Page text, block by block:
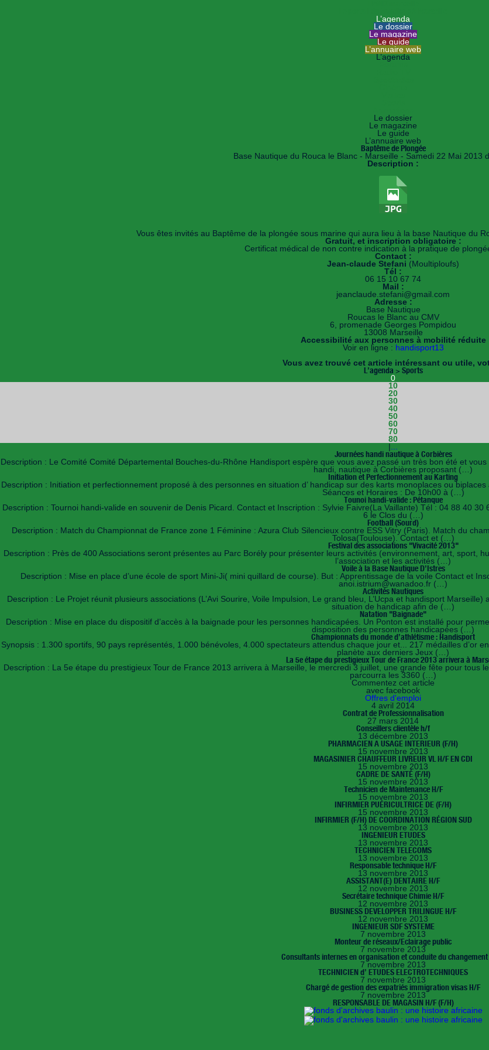
L’agenda
Le dossier
Le magazine
Le guide
L’annuaire web
L’agenda
Le dossier
Le magazine
Le guide
L’annuaire web
Baptême de Plongée
Base Nautique du Rouca le Blanc - Marseille - Samedi 22 Mai 2013
Description :
Vous êtes invités au Baptême de la plongée sous marine qui aura lieu à la base Nautique du
Gratuit, et inscription obligatoire :
Certificat médical de non contre indication à la pratique de
Contact :
Jean-claude Stefani (Moultiploufs)
Tél :
06 15 10 67 74
Mail :
jeanclaude.stefani@gmail.com
Adresse :
Base Nautique
Roucas le Blanc au CMV
6, promenade Georges Pompidou
13008 Marseille
Accessibilité aux personnes à mobilité réduite
Voir en ligne : handisport13
Vous avez trouvé cet article intéressant ou utile,
L’agenda > Sports
0
10
20
30
40
50
60
70
80
...
Journées handi nautique à Corbières
Description : Le Comité Comité Départemental Bouches-du-Rhône Handisport espère que vous avez passé un très bon été et
handi, nautique à Corbières proposant (…)
Initiation et Perfectionnement au Karting
Description : Initiation et perfectionnement proposé à des personnes en situation d’ handicap sur des karts monoplaces ou
Séances et Horaires : De 10h00 à (…)
Tounoi handi-valide : Pétanque
Description : Tournoi handi-valide en souvenir de Denis Picard. Contact et Inscription : Sylvie Faivre(La Vaillante) Tél : 04 88 40
6 le Clos du (…)
Football (Sourd)
Description : Match du Championnat de France zone 1 Féminine : Azura Club Silencieux contre ESS Vitry (Paris). Match du
Tolosa(Toulouse). Contact et (…)
Festival des associations "Vivacité 2013"
Description : Près de 400 Associations seront présentes au Parc Borély pour présenter leurs activités (environnement, art, sport,
l’association et les activités (…)
Voile à la Base Nautique D’Istres
Description : Mise en place d’une école de sport Mini-Ji( mini quillard de course). But : Apprentissage de la voile Contact et
anoi.istrium@wanadoo.fr (…)
Activités Nautiques
Description : Le Projet réunit plusieurs associations (L’Avi Sourire, Voile Impulsion, Le grand bleu, L’Ucpa et handisport
situation de handicap afin de (…)
Natation "Baignade"
Description : Mise en place du dispositif d’accès à la baignade pour les personnes handicapées. Un Ponton est installé pour
disposition des personnes handicapées (…)
Championnats du monde d’athlétisme : Handisport
Synopsis : 1.300 sportifs, 90 pays représentés, 1.000 bénévoles, 4.000 spectateurs attendus chaque jour et... 217 médailles d’or
planète aux derniers Jeux (…)
La 5e étape du prestigieux Tour de France 2013 arrivera à
Description : La 5e étape du prestigieux Tour de France 2013 arrivera à Marseille, le mercredi 3 juillet, une grande fête pour tous
parcourra les 3360 (…)
Commentez cet article
avec facebook
Offres d'emploi
4 avril 2014
Contrat de Professionnalisation
27 mars 2014
Conseillers clientèle h/f
13 décembre 2013
PHARMACIEN A USAGE INTERIEUR (F/H)
15 novembre 2013
MAGASINIER CHAUFFEUR LIVREUR VL H/F EN CDI
15 novembre 2013
CADRE DE SANTÉ (F/H)
15 novembre 2013
Technicien de Maintenance H/F
15 novembre 2013
INFIRMIER PUÉRICULTRICE DE (F/H)
15 novembre 2013
INFIRMIER (F/H) DE COORDINATION RÉGION SUD
13 novembre 2013
INGENIEUR ETUDES
13 novembre 2013
TECHNICIEN TELECOMS
13 novembre 2013
Responsable technique H/F
13 novembre 2013
ASSISTANT(E) DENTAIRE H/F
12 novembre 2013
Secrétaire technique Chimie H/F
12 novembre 2013
BUSINESS DEVELOPPER TRILINGUE H/F
12 novembre 2013
INGENIEUR SDF SYSTEME
7 novembre 2013
Monteur de réseaux/Eclairage public
7 novembre 2013
Consultants internes en organisation et conduite du changement
7 novembre 2013
TECHNICIEN d’ ETUDES ELECTROTECHNIQUES
7 novembre 2013
Chargé de gestion des expatriés immigration visas H/F
7 novembre 2013
RESPONSABLE DE MAGASIN H/F (F/H)